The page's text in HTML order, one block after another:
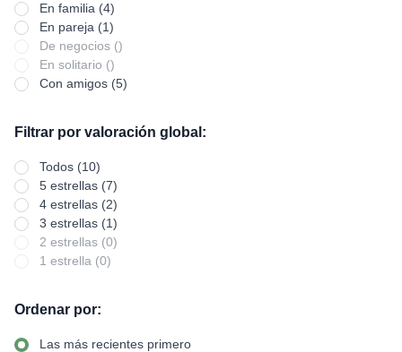
En familia (4)
En pareja (1)
De negocios ()
En solitario ()
Con amigos (5)
Filtrar por valoración global:
Todos (10)
5 estrellas (7)
4 estrellas (2)
3 estrellas (1)
2 estrellas (0)
1 estrella (0)
Ordenar por:
Las más recientes primero